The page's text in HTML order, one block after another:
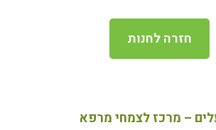
חזרה לחנות
– מרכז לצמחי מרפא